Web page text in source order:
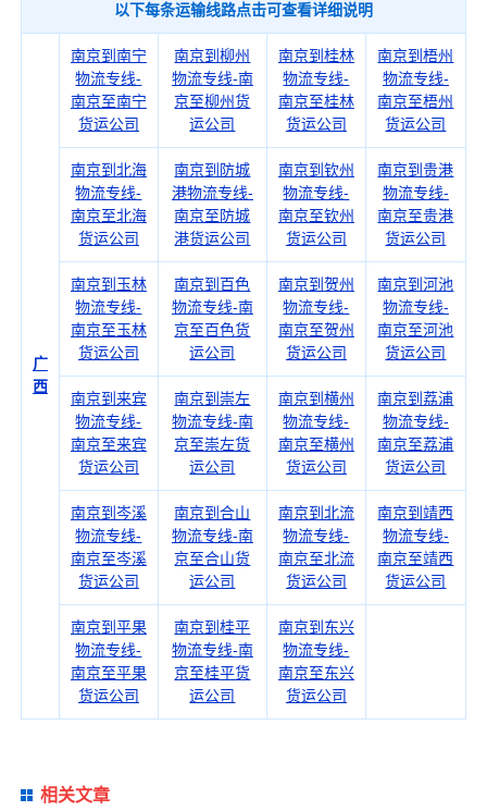
以下每条运输线路点击可查看详细说明
广
西
南京到南宁
物流专线-
南京至南宁
货运公司
南京到柳州
物流专线-南
京至柳州货
运公司
南京到桂林
物流专线-
南京至桂林
货运公司
南京到梧州
物流专线-
南京至梧州
货运公司
南京到北海
物流专线-
南京至北海
货运公司
南京到防城
港物流专线-
南京至防城
港货运公司
南京到钦州
物流专线-
南京至钦州
货运公司
南京到贵港
物流专线-
南京至贵港
货运公司
南京到玉林
物流专线-
南京至玉林
货运公司
南京到百色
物流专线-南
京至百色货
运公司
南京到贺州
物流专线-
南京至贺州
货运公司
南京到河池
物流专线-
南京至河池
货运公司
南京到来宾
物流专线-
南京至来宾
货运公司
南京到崇左
物流专线-南
京至崇左货
运公司
南京到横州
物流专线-
南京至横州
货运公司
南京到荔浦
物流专线-
南京至荔浦
货运公司
南京到岑溪
物流专线-
南京至岑溪
货运公司
南京到合山
物流专线-南
京至合山货
运公司
南京到北流
物流专线-
南京至北流
货运公司
南京到靖西
物流专线-
南京至靖西
货运公司
南京到平果
物流专线-
南京至平果
货运公司
南京到桂平
物流专线-南
京至桂平货
运公司
南京到东兴
物流专线-
南京至东兴
货运公司
相关文章